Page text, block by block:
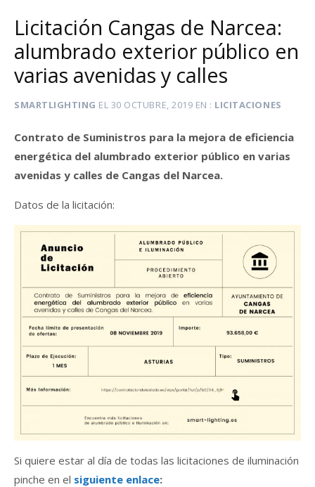
Licitación Cangas de Narcea:
alumbrado exterior público en
varias avenidas y calles
SMARTLIGHTING EL 30 OCTUBRE, 2019 EN LICITACIONES
Contrato de Suministros para la mejora de eficiencia
energética del alumbrado exterior público en varias
avenidas y calles de Cangas del Narcea.
Datos de la licitación:
Si quiere estar al día de todas las licitaciones de iluminación
pinche en el siguiente enlace: